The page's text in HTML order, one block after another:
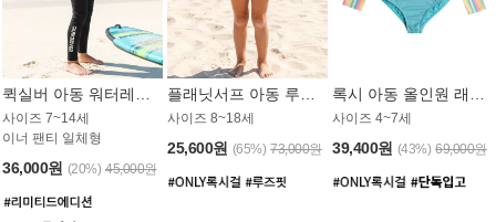
사이즈 7~14세
이너 팬티 일체형
36,000원 (20%) 45,000원
사이즈 8~18세
25,600원 (65%) 73,000원
사이즈 4~7세
39,400원 (43%) 69,000원